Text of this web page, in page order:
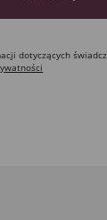
dotyczących